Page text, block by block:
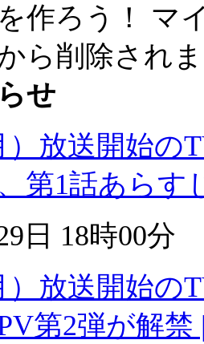
作ろう！
マ
ら削除され
せ
）放送開始の
第1話あらす
日 18時00分
）放送開始の
第2弾が解禁